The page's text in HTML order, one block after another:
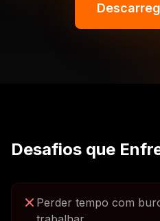
Desafios que
Perder tempo com